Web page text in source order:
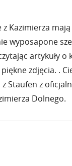
Kazimierza mają
wyposapone
artykuły o
zdjęcia. .
Staufen z
Dolnego.